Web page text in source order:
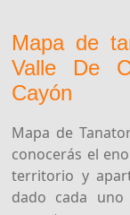
Mapa de
Valle De
Cayón
Mapa de
conocerás el
territorio y
dado cada